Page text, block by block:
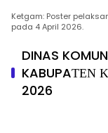
Ketgam: Poster
pada 4 April 2026.
DINAS
KABUPAΤΕΝ
2026